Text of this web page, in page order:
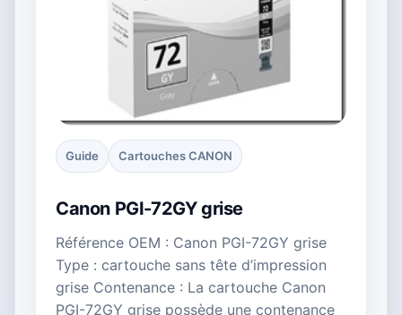
Guide Cartouches CANON
Canon PGI-72GY grise
Référence OEM : Canon PGI-72GY grise
Type : cartouche sans tête d’impression
grise Contenance : La cartouche Canon
PGI-72GY grise possède une contenance